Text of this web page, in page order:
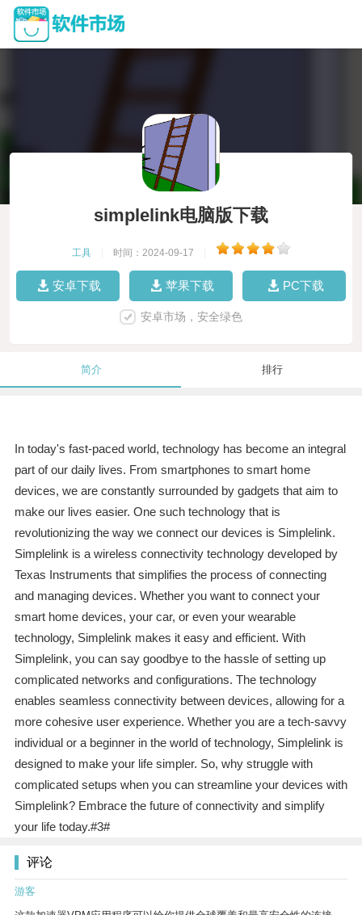
simplelink电脑版下载
工具 时间：2024-09-17
安卓下载 苹果下载 PC下载
安卓市场，安全绿色
简介 排行
In today's fast-paced world, technology has become an integral
part of our daily lives. From smartphones to smart home
devices, we are constantly surrounded by gadgets that aim to
make our lives easier. One such technology that is
revolutionizing the way we connect our devices is Simplelink.
Simplelink is a wireless connectivity technology developed by
Texas Instruments that simplifies the process of connecting
and managing devices. Whether you want to connect your
smart home devices, your car, or even your wearable
technology, Simplelink makes it easy and efficient. With
Simplelink, you can say goodbye to the hassle of setting up
complicated networks and configurations. The technology
enables seamless connectivity between devices, allowing for a
more cohesive user experience. Whether you are a tech-savvy
individual or a beginner in the world of technology, Simplelink is
designed to make your life simpler. So, why struggle with
complicated setups when you can streamline your devices with
Simplelink? Embrace the future of connectivity and simplify
your life today.#3#
评论
游客